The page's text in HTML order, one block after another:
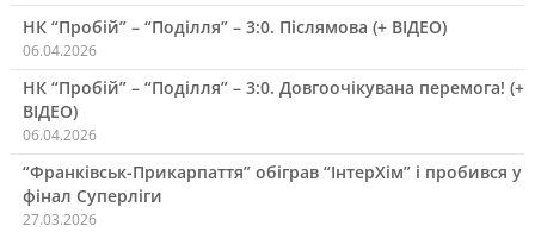
НК “Пробій” – “Поділля” – 3:0. Післямова (+ ВІДЕО)
06.04.2026
НК “Пробій” – “Поділля” – 3:0. Довгоочікувана перемога! (+
ВІДЕО)
06.04.2026
“Франківськ-Прикарпаття” обіграв “ІнтерХім” і пробився у
фінал Суперліги
27.03.2026